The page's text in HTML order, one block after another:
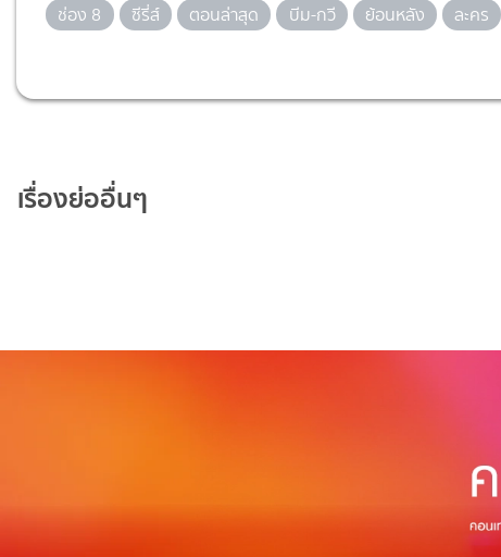
ช่อง 8 ซีรี่ส์ ตอนล่าสุด บีม-กวี ย้อนหลัง ละคร
เรื่องย่ออื่นๆ